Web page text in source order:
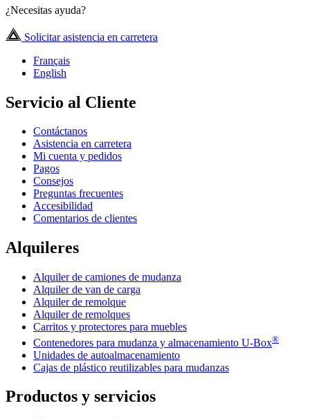
¿Necesitas ayuda?
Solicitar asistencia en carretera
Français
English
Servicio al Cliente
Contáctanos
Asistencia en carretera
Mi cuenta y pedidos
Pagos
Consejos
Preguntas frecuentes
Accesibilidad
Comentarios de clientes
Alquileres
Alquiler de camiones de mudanza
Alquiler de van de carga
Alquiler de remolque
Alquiler de remolques
Carritos y protectores para muebles
Contenedores para mudanza y almacenamiento U-Box®
Unidades de autoalmacenamiento
Cajas de plástico reutilizables para mudanzas
Productos y servicios